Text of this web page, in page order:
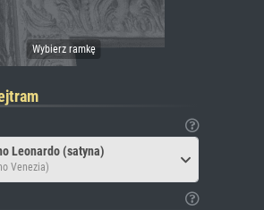
Leonardo (satyna)
Venezia)